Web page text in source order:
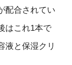
配合されてい
はこれ1本で
液と保湿クリ